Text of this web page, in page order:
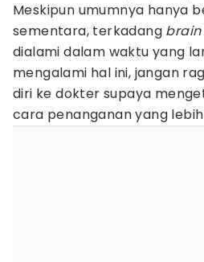
Meskipun umumnya hanya
sementara, terkadang
dialami dalam waktu yang
mengalami hal ini, jangan
diri ke dokter supaya
cara penanganan yang